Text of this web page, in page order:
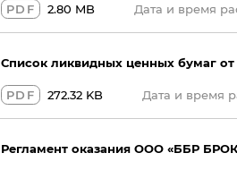
PDF 2.80 MB Дата и время
Список ликвидных ценных бумаг от
PDF 272.32 KB Дата и время
Регламент оказания ООО «ББР